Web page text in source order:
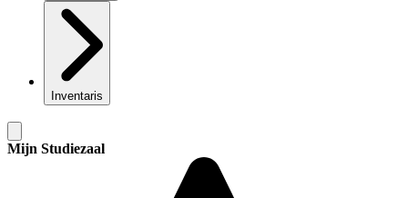
Inventaris
Mijn Studiezaal